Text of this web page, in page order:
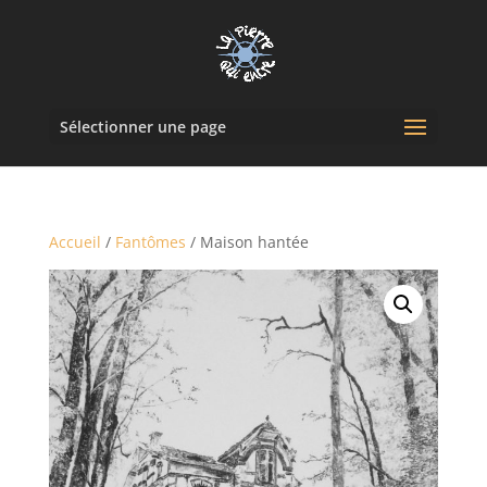
Sélectionner une page
Accueil / Fantômes / Maison hantée